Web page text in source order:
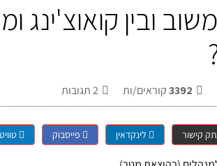
ובין קואוצ'ינג
3392קוראים/ות 2תגובות
קישור לינקדאין פייסבוק